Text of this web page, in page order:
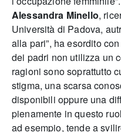
Alessandra Minello,
Università di Padova,
alla pari”, ha esordito
dei padri non utilizza un
ragioni sono soprattutto
stigma, una scarsa
disponibili oppure una
pienamente in questo
ad esempio, tende a